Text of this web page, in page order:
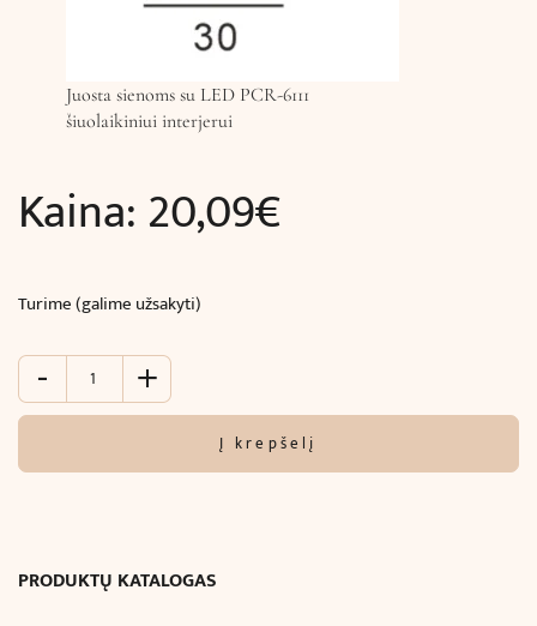
Juosta sienoms su LED PCR-6111
šiuolaikiniui interjerui
Kaina:20,09€
Turime (galime užsakyti)
-
Sieninė
juosta
x
+
Į krepšelį
PRODUKTŲ KATALOGAS